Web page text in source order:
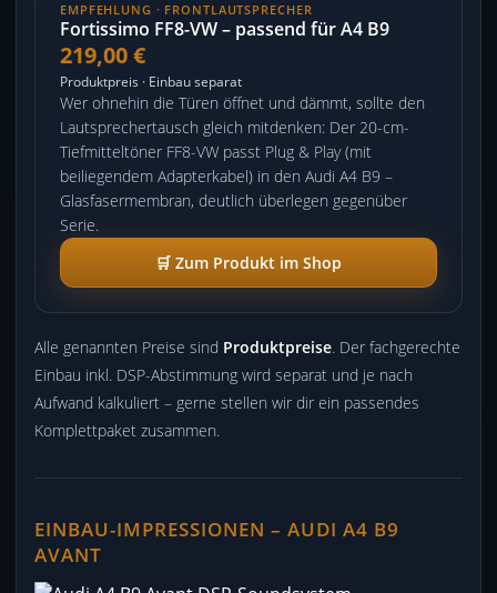
EMPFEHLUNG · FRONTLAUTSPRECHER
Fortissimo FF8-VW – passend für A4 B9
219,00 €
Produktpreis · Einbau separat
Wer ohnehin die Türen öffnet und dämmt, sollte den
Lautsprechertausch gleich mitdenken: Der 20-cm-
Tiefmitteltöner FF8-VW passt Plug & Play (mit
beiliegendem Adapterkabel) in den Audi A4 B9 –
Glasfasermembran, deutlich überlegen gegenüber
Serie.
🛒 Zum Produkt im Shop
Alle genannten Preise sind Produktpreise. Der fachgerechte
Einbau inkl. DSP-Abstimmung wird separat und je nach
Aufwand kalkuliert – gerne stellen wir dir ein passendes
Komplettpaket zusammen.
EINBAU-IMPRESSIONEN – AUDI A4 B9
AVANT